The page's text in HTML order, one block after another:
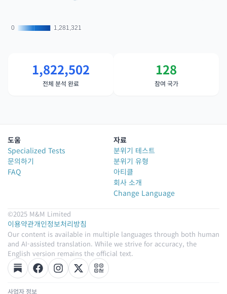
0
0 1,281,321
1,281,321
1,822,502
전체 분석 완료
128
참여 국가
도움
Specialized Tests
문의하기
FAQ
자료
분위기 테스트
분위기 유형
아티클
회사 소개
Change Language
©2025 M&M Limited
이용약관개인정보처리방침
Our content is available in multiple languages through both human
and AI-assisted translation. While we strive for accuracy, the
English version remains the official text.
사업자 정보